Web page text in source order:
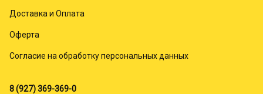
Доставка и Оплата
Оферта
Согласие на обработку персональных данных
8 (927) 369-369-0